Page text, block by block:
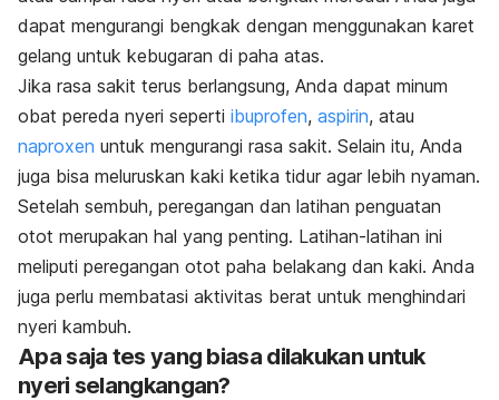
dapat mengurangi bengkak dengan menggunakan karet
gelang untuk kebugaran di paha atas.
Jika rasa sakit terus berlangsung, Anda dapat minum
obat pereda nyeri seperti ibuprofen, aspirin, atau
naproxen untuk mengurangi rasa sakit. Selain itu, Anda
juga bisa meluruskan kaki ketika tidur agar lebih nyaman.
Setelah sembuh, peregangan dan latihan penguatan
otot merupakan hal yang penting. Latihan-latihan ini
meliputi peregangan otot paha belakang dan kaki. Anda
juga perlu membatasi aktivitas berat untuk menghindari
nyeri kambuh.
Apa saja tes yang biasa dilakukan untuk
nyeri selangkangan?